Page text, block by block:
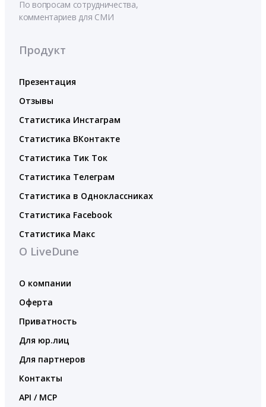
По вопросам сотрудничества,
комментариев для СМИ
Продукт
Презентация
Отзывы
Статистика Инстаграм
Статистика ВКонтакте
Статистика Тик Ток
Статистика Телеграм
Статистика в Одноклассниках
Статистика Facebook
Статистика Макс
О LiveDune
О компании
Оферта
Приватность
Для юр.лиц
Для партнеров
Контакты
API / MCP